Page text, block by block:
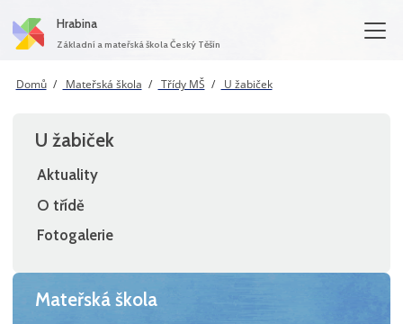
Hrabina
Základní a mateřská škola Český Těšín
Domů Mateřská škola Třídy MŠ U žabiček
U žabiček
Aktuality
O třídě
Fotogalerie
Mateřská škola